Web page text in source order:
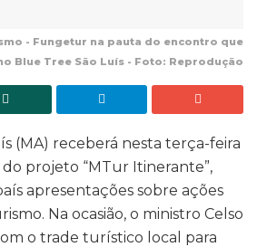
- Fungetur na pauta do encontro que
Blue Tree São Luís - Foto: Reprodução
(MA) receberá nesta terça-feira
do projeto “MTur Itinerante”,
apresentações sobre ações
Na ocasião, o ministro Celso
o trade turístico local para